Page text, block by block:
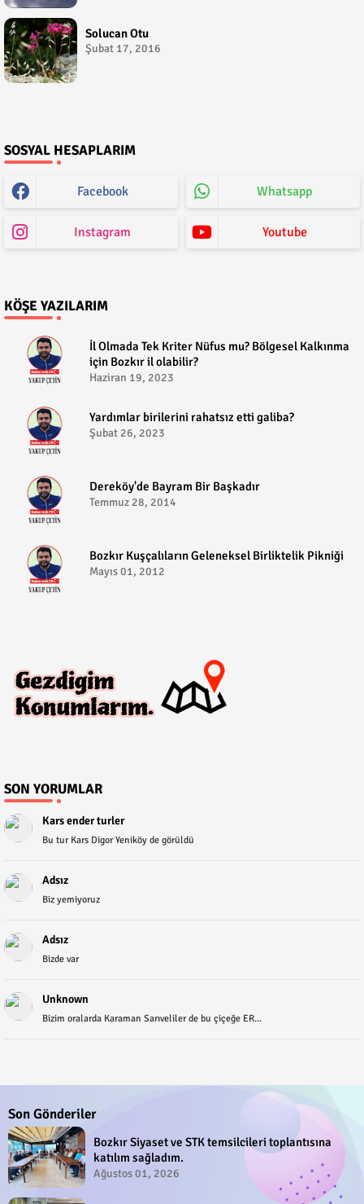
Solucan Otu
Şubat 17, 2016
SOSYAL HESAPLARIM
Facebook Whatsapp
Instagram Youtube
KÖŞE YAZILARIM
​İl Olmada Tek Kriter Nüfus mu? Bölgesel Kalkınma
için Bozkır il olabilir?
Haziran 19, 2023
​Yardımlar birilerini rahatsız etti galiba?
Şubat 26, 2023
Dereköy'de Bayram Bir Başkadır
Temmuz 28, 2014
Bozkır Kuşçalıların Geleneksel Birliktelik Pikniği
Mayıs 01, 2012
SON YORUMLAR
Kars ender turler
Bu tur Kars Digor Yeniköy de görüldü
Adsız
Biz yemiyoruz
Adsız
Bizde var
Unknown
Bizim oralarda Karaman Sarıveliler de bu çiçeğe ER...
Son Gönderiler
Bozkır Siyaset ve STK temsilcileri toplantısına
katılım sağladım.
Ağustos 01, 2026